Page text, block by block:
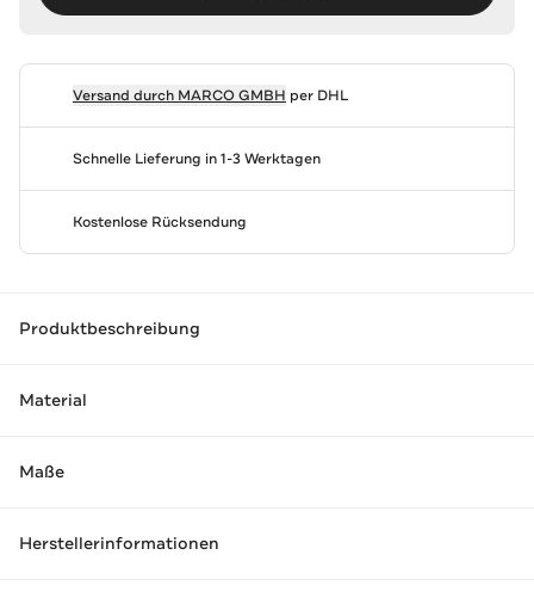
Versand durch MARCO GMBH per DHL
Schnelle Lieferung in 1-3 Werktagen
Kostenlose Rücksendung
Produktbeschreibung
Material
Maße
Herstellerinformationen